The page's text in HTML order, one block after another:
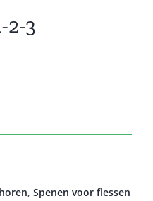
2-3
, Spenen voor flessen